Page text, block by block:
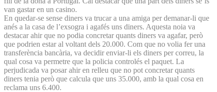
van gastar en un casino.
En quedar-se sense diners va trucar a una amiga per demanar-li que
anés a la casa de l’exsogra i agafés uns diners. Aquesta noia va
destacar ahir que no podia concretar quants diners va agafar, però
que podrien estar al voltant dels 20.000. Com que no volia fer una
transferència bancària, va decidir enviar-li els diners per correu, la
qual cosa va permetre que la policia controlés el paquet. La
perjudicada va posar ahir en relleu que no pot concretar quants
diners tenia però que calcula que uns 35.000, amb la qual cosa en
reclama uns 6.400.